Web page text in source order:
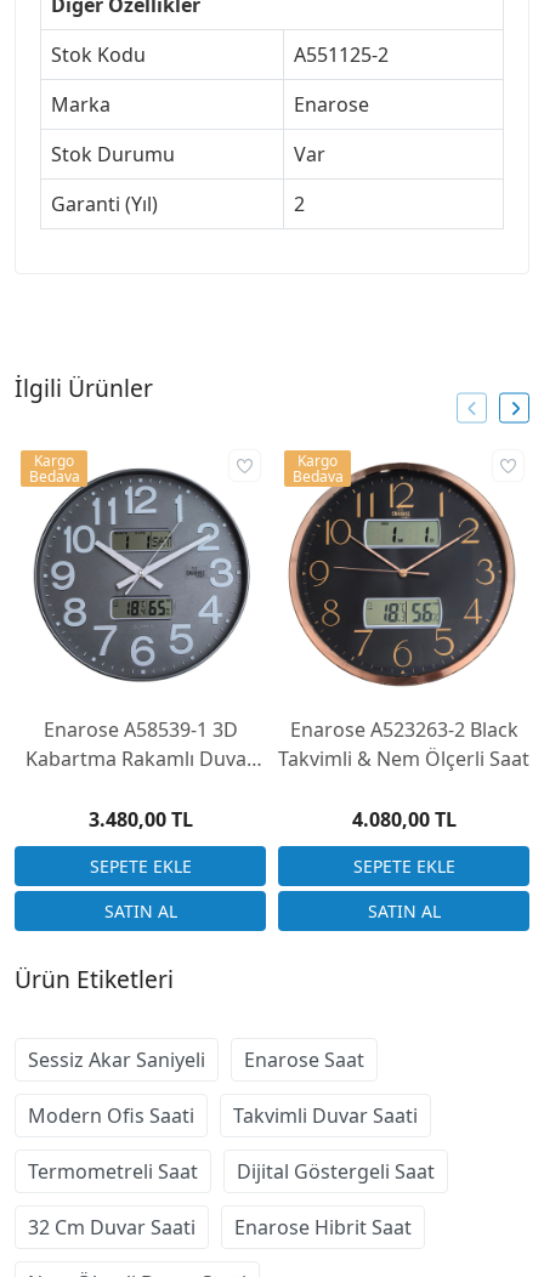
Stok Kodu
A551125-2
Marka
Enarose
Stok Durumu
Var
Garanti (Yıl)
2
İlgili Ürünler
Enarose A58539-1 3D
Kabartma Rakamlı Duvar
3.480,00 TL
Kargo
Bedava
Enarose A523263-2 Black
Takvimli & Nem Ölçerli Saat
4.080,00 TL
Kargo
Bedava
Ürün Etiketleri
Sessiz Akar Saniyeli Enarose Saat
Modern Ofis Saati Takvimli Duvar Saati
Termometreli Saat Dijital Göstergeli Saat
32 Cm Duvar Saati Enarose Hibrit Saat